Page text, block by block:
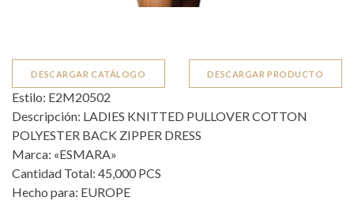
DESCARGAR CATÁLOGO DESCARGAR PRODUCTO
Estilo: E2M20502
Descripción: LADIES KNITTED PULLOVER COTTON
POLYESTER BACK ZIPPER DRESS
Marca: «ESMARA»
Cantidad Total: 45,000 PCS
Hecho para: EUROPE